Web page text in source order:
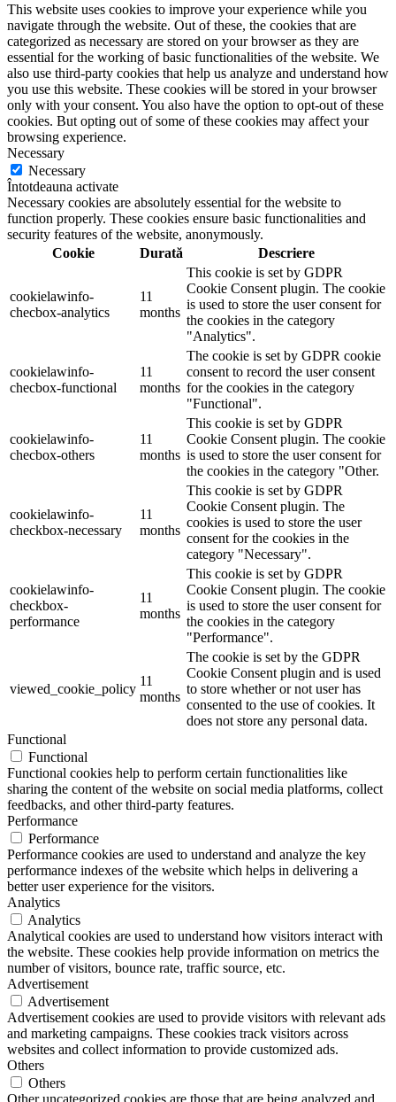
This website uses cookies to improve your experience while you
navigate through the website. Out of these, the cookies that are
categorized as necessary are stored on your browser as they are
essential for the working of basic functionalities of the website. We
also use third-party cookies that help us analyze and understand how
you use this website. These cookies will be stored in your browser
only with your consent. You also have the option to opt-out of these
cookies. But opting out of some of these cookies may affect your
browsing experience.
Necessary
Necessary
Întotdeauna activate
Necessary cookies are absolutely essential for the website to
function properly. These cookies ensure basic functionalities and
security features of the website, anonymously.
Cookie
Durată Descriere
cookielawinfo-
checbox-analytics
11
months
This cookie is set by GDPR
Cookie Consent plugin. The cookie
is used to store the user consent for
the cookies in the category
"Analytics".
cookielawinfo-
checbox-functional
11
months
The cookie is set by GDPR cookie
consent to record the user consent
for the cookies in the category
"Functional".
cookielawinfo-
checbox-others
11
months
This cookie is set by GDPR
Cookie Consent plugin. The cookie
is used to store the user consent for
the cookies in the category "Other.
cookielawinfo-
checkbox-necessary
11
months
This cookie is set by GDPR
Cookie Consent plugin. The
cookies is used to store the user
consent for the cookies in the
category "Necessary".
cookielawinfo-
checkbox-
performance
11
months
This cookie is set by GDPR
Cookie Consent plugin. The cookie
is used to store the user consent for
the cookies in the category
"Performance".
viewed_cookie_policy
11
months
The cookie is set by the GDPR
Cookie Consent plugin and is used
to store whether or not user has
consented to the use of cookies. It
does not store any personal data.
Functional
Functional
Functional cookies help to perform certain functionalities like
sharing the content of the website on social media platforms, collect
feedbacks, and other third-party features.
Performance
Performance
Performance cookies are used to understand and analyze the key
performance indexes of the website which helps in delivering a
better user experience for the visitors.
Analytics
Analytics
Analytical cookies are used to understand how visitors interact with
the website. These cookies help provide information on metrics the
number of visitors, bounce rate, traffic source, etc.
Advertisement
Advertisement
Advertisement cookies are used to provide visitors with relevant ads
and marketing campaigns. These cookies track visitors across
websites and collect information to provide customized ads.
Others
Others
Other uncategorized cookies are those that are being analyzed and